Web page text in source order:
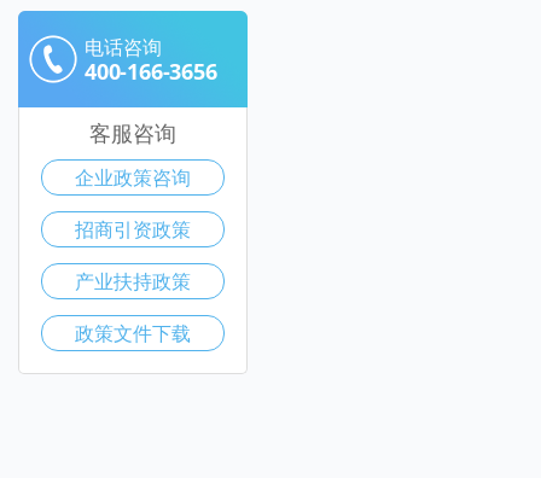
电话咨询
400-166-3656
客服咨询
企业政策咨询
招商引资政策
产业扶持政策
政策文件下载